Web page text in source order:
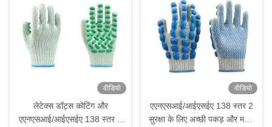
वीडियो
लेटेक्स डॉट्स कोटिंग और
एएनएसआई/आईएसईए 138 स्तर 2
वीडियो
एएनएसआई/आईएसईए 138 स्तर 2
सुरक्षा के लिए अच्छी पकड़ और महान